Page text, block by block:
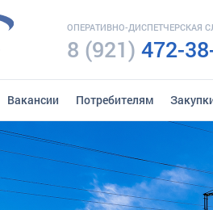
ОПЕРАТИВНО-ДИСПЕТЧЕРСКАЯ
8 (921) 472-
Вакансии Потребителям